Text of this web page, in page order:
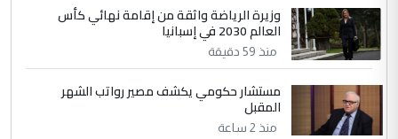
سردار
التعليق : واحد من عصابة علي ماما يسقط
جنسية الرافد الثالث للعراق ومن اصول عريقة
ابا فرات ...
الموضوع :
الجواهري يرد على صدام حسين سل
مضجعيك يابن الزنا (نص كامل)
وزيرة الرياضة واثقة من إقامة نهائي كأس
العالم 2030 في إسبانيا
منذ 59 دقيقة
مستشار حكومي يكشف مصير رواتب الشهر
المقبل
منذ 2 ساعة